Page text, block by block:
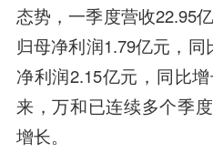
态势，一季度营收22.95
归母净利润1.79亿元，
净利润2.15亿元，同比
来，万和已连续多个季
增长。